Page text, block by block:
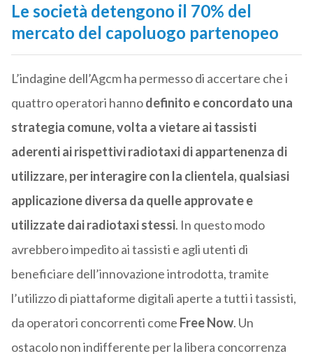
Le società detengono il 70% del
mercato del capoluogo partenopeo
L’indagine dell’Agcm ha permesso di accertare che i
quattro operatori hannodefinito e concordato una
strategia comune, volta a vietare ai tassisti
aderenti ai rispettivi radiotaxi di appartenenza di
utilizzare, per interagire con la clientela, qualsiasi
applicazione diversa da quelle approvate e
utilizzate dai radiotaxi stessi. In questo modo
avrebbero impedito ai tassisti e agli utenti di
beneficiare dell’innovazione introdotta, tramite
l’utilizzo di piattaforme digitali aperte a tutti i tassisti,
da operatori concorrenti come Free Now. Un
ostacolo non indifferente per la libera concorrenza